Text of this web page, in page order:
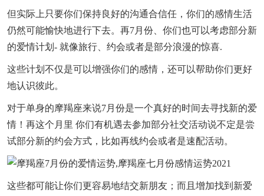
但实际上只要你们保持良好的沟通合信任，你们的感情生活
仍然可能愉快地进行下去。再7月份、你们也可以考虑部分新
的爱情计划- 就像旅行、约会或者是部分浪漫的惊喜.
这些计划不仅是可以增强你们的感情，还可以帮助你们更好
地认识彼此。
对于单身的摩羯座来说7月份是一个真好的时间去寻找新的爱
情！再这个月里 你们有机遇去参加部分社交活动说不定是尝
试部分新的约会方式，比如再线约会或者是速配活动。
这些都可能让你们更容易地结交新朋友；而且增加找到新爱